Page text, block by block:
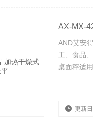
AX-MX-
AND艾安
工、食品
桌面秤适
更新日